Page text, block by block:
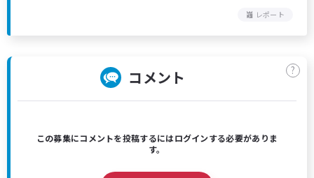
レポート
コメント ?
この募集にコメントを投稿するにはログインする必要がありま
す。